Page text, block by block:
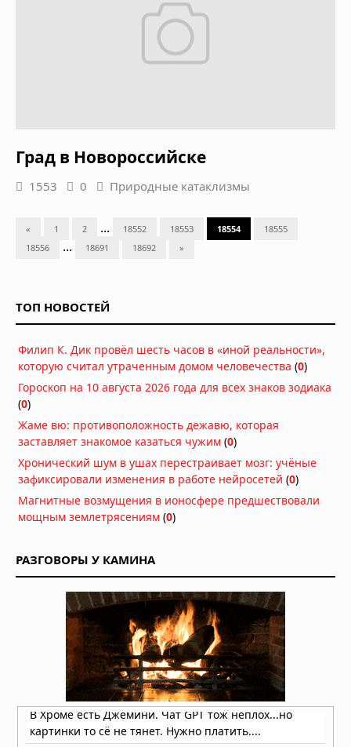
Град в Новороссийске
1553 0 Природные катаклизмы
« 1 2 ... 18552 18553 18554
18555
18556
... 18691 18692 »
ТОП НОВОСТЕЙ
Филип К. Дик провёл шесть часов в «иной реальности»,
которую считал утраченным домом человечества (0)
Гороскоп на 10 августа 2026 года для всех знаков зодиака
(0)
Жаме вю: противоположность дежавю, которая
заставляет знакомое казаться чужим (0)
Хронический шум в ушах перестраивает мозг: учёные
зафиксировали изменения в работе нейросетей (0)
Магнитные возмущения в ионосфере предшествовали
мощным землетрясениям (0)
РАЗГОВОРЫ У КАМИНА